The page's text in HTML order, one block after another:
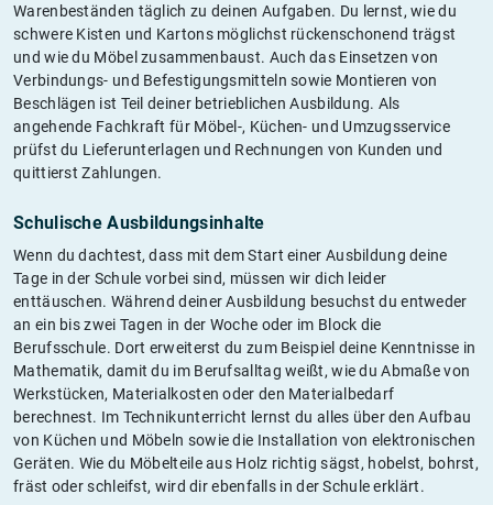
Warenbeständen täglich zu deinen Aufgaben. Du lernst, wie du
schwere Kisten und Kartons möglichst rückenschonend trägst
und wie du Möbel zusammenbaust. Auch das Einsetzen von
Verbindungs- und Befestigungsmitteln sowie Montieren von
Beschlägen ist Teil deiner betrieblichen Ausbildung. Als
angehende Fachkraft für Möbel-, Küchen- und Umzugsservice
prüfst du Lieferunterlagen und Rechnungen von Kunden und
quittierst Zahlungen.
Schulische Ausbildungsinhalte
Wenn du dachtest, dass mit dem Start einer Ausbildung deine
Tage in der Schule vorbei sind, müssen wir dich leider
enttäuschen. Während deiner Ausbildung besuchst du entweder
an ein bis zwei Tagen in der Woche oder im Block die
Berufsschule. Dort erweiterst du zum Beispiel deine Kenntnisse in
Mathematik, damit du im Berufsalltag weißt, wie du Abmaße von
Werkstücken, Materialkosten oder den Materialbedarf
berechnest. Im Technikunterricht lernst du alles über den Aufbau
von Küchen und Möbeln sowie die Installation von elektronischen
Geräten. Wie du Möbelteile aus Holz richtig sägst, hobelst, bohrst,
fräst oder schleifst, wird dir ebenfalls in der Schule erklärt.